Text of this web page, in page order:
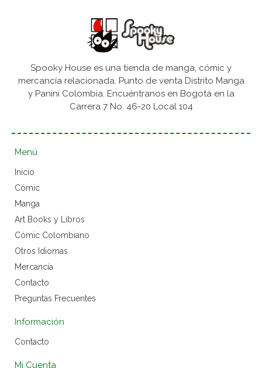
Spooky House es una tienda de manga, cómic y
mercancía relacionada. Punto de venta Distrito Manga
y Panini Colombia. Encuéntranos en Bogotá en la
Carrera 7 No. 46-20 Local 104
Menú
Inicio
Cómic
Manga
Art Books y Libros
Cómic Colombiano
Otros Idiomas
Mercancía
Contacto
Preguntas Frecuentes
Información
Contacto
Mi Cuenta